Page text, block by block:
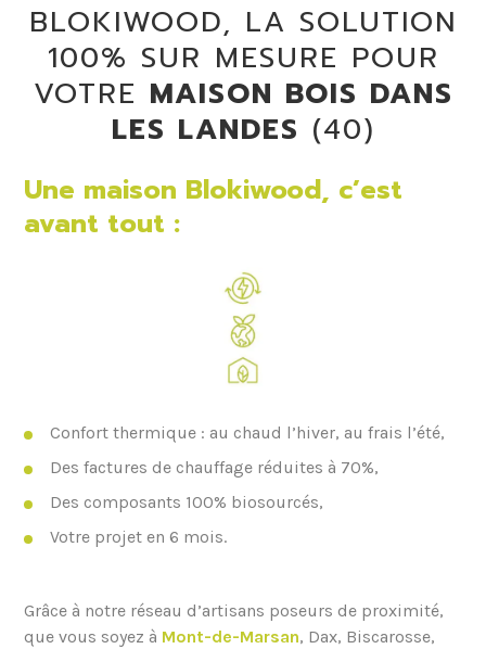
BLOKIWOOD, LA SOLUTION
100% SUR MESURE POUR
VOTRE MAISON BOIS DANS
LES LANDES (40)
Une maison Blokiwood, c’est
avant tout :
Confort thermique : au chaud l’hiver, au frais l’été,
Des factures de chauffage réduites à 70%,
Des composants 100% biosourcés,
Votre projet en 6 mois.
Grâce à notre réseau d’artisans poseurs de proximité,
que vous soyez à Mont-de-Marsan, Dax, Biscarosse,